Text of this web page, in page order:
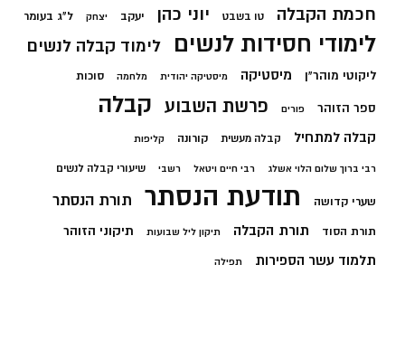
חכמת הקבלה טו בשבט יוני כהן יעקב יצחק ל"ג בעומר
לימודי חסידות לנשים לימוד קבלה לנשים
ליקוטי מוהר"ן מיסטיקה מיסטיקה יהודית מלחמה סוכות
ספר הזוהר פורים פרשת השבוע קבלה
קבלה למתחיל קבלה מעשית קורונה קליפות
רבי ברוך שלום הלוי אשלג רבי חיים ויטאל רשבי שיעורי קבלה לנשים
שערי קדושה תודעת הנסתר תורת הנסתר
תורת הסוד תורת הקבלה תיקון ליל שבועות תיקוני הזוהר
תלמוד עשר הספירות תפילה